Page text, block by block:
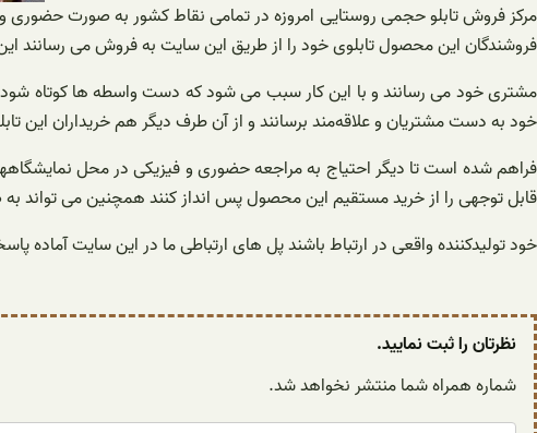
مرکز فروش تابلو حجمی روستایی امروزه در تمامی نقاط کشور به صورت
فروشندگان این محصول تابلوی خود را از طریق این سایت به فروش می رسانند
مشتری خود می رسانند و با این کار سبب می شود که دست واسطه ها کوتاه
خود به دست مشتریان و علاقه‌مند برسانند و از آن طرف دیگر هم خریداران این
فراهم شده است تا دیگر احتیاج به مراجعه حضوری و فیزیکی در محل
قابل توجهی را از خرید مستقیم این محصول پس انداز کنند همچنین می تواند
خود تولیدکننده واقعی در ارتباط باشند پل های ارتباطی ما در این سایت آماده پاسخگویی به شما به صورت ۲۴ ساعته می باشد
نظرتان را ثبت نمایید.
شماره همراه شما منتشر نخواهد شد.